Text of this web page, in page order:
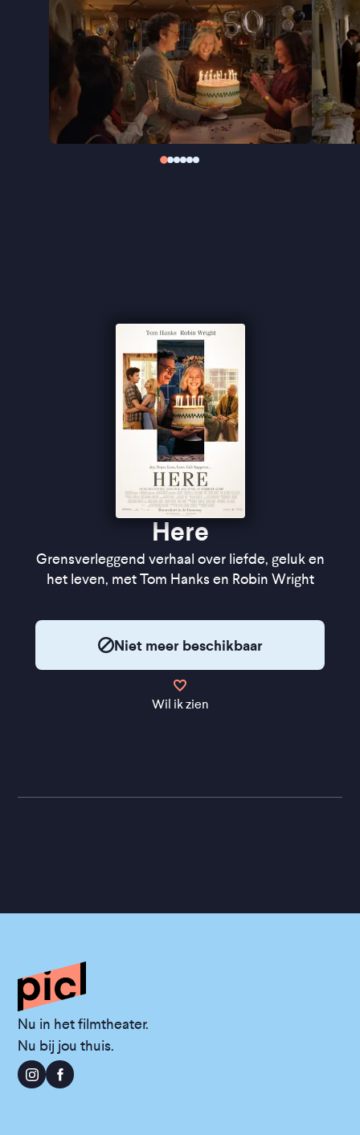
baseerdeHereop de geprezen gelijknamige
graphic novel van Richard McGuire, dat
oorspronkelijk uit 1989 stamt en in 2014 in een
definitieve versie verscheen. Tom Hanks (A
Beautiful Day in the Neighborhood, A Man Called
) en Robin Wright ( House of Cards, Wonder
Woman
-franchise) vervullen de hoofdrollen in dit
verhaal over liefde, verlies, geluk en het leven, dat
Here
Grensverleggend verhaal over liefde, geluk en
het leven, met Tom Hanks en Robin Wright
Niet meer beschikbaar
Wil ik zien
Nu in het filmtheater.
Nu bij jou thuis.